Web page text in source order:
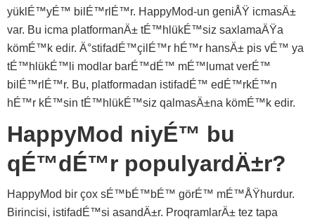
yüklÉ™yÉ™ bilÉ™rlÉ™r. HappyMod-un geniÅŸ icmasÄ±
var. Bu icma platformanÄ± tÉ™hlükÉ™siz saxlamaÄŸa
kömÉ™k edir. Ä°stifadÉ™çilÉ™r hÉ™r hansÄ± pis vÉ™ ya
tÉ™hlükÉ™li modlar barÉ™dÉ™ mÉ™lumat verÉ™
bilÉ™rlÉ™r. Bu, platformadan istifadÉ™ edÉ™rkÉ™n
hÉ™r kÉ™sin tÉ™hlükÉ™siz qalmasÄ±na kömÉ™k edir.
HappyMod niyÉ™ bu
qÉ™dÉ™r populyardÄ±r?
HappyMod bir çox sÉ™bÉ™bÉ™ görÉ™ mÉ™ÅŸhurdur.
Birincisi, istifadÉ™si asandÄ±r. ProqramlarÄ± tez tapa